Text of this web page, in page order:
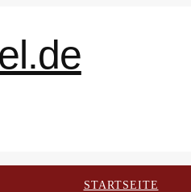
STARTSEITE